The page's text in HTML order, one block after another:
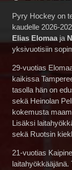
Pyry Hockey on
kaudelle 2026-
Elias Elomaaja
yksivuotisiin
29-vuotias
kaikissa
tasolla hän on
sekä Heinolan
kokemusta
Lisäksi
sekä Ruotsin
21-vuotias
laitahyökkääjänä.